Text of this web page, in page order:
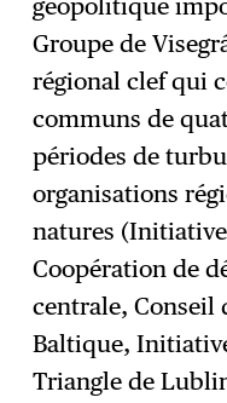
géopolitique
Groupe de
régional clef qui
communs de
périodes de
organisations
natures
Coopération de
centrale, Conseil
Baltique,
Triangle de